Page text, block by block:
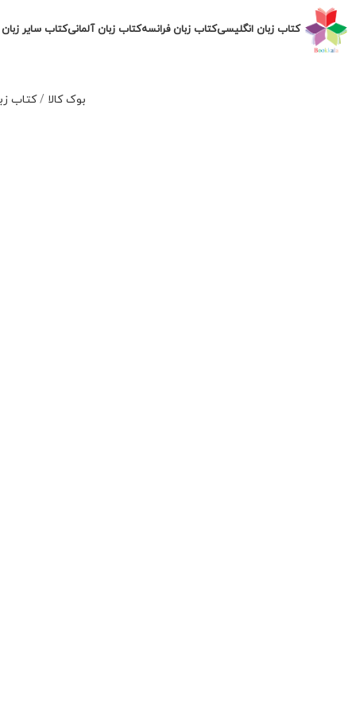
کتاب زبان انگلیسیکتاب زبان فرانسهکتاب زبان آلمانیکتاب سایر
بوک کالا /کتاب